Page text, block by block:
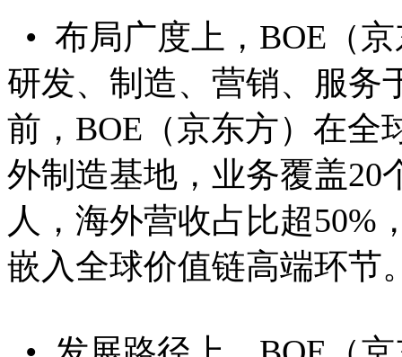
• 布局广度上，BOE（
研发、制造、营销、服务
前，BOE（京东方）在全
外制造基地，业务覆盖20
人，海外营收占比超50%
嵌入全球价值链高端环节